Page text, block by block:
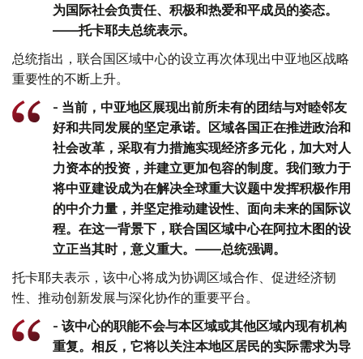
为国际社会负责任、积极和热爱和平成员的姿态。
——托卡耶夫总统表示。
总统指出，联合国区域中心的设立再次体现出中亚地区战略
重要性的不断上升。
- 当前，中亚地区展现出前所未有的团结与对睦邻友
好和共同发展的坚定承诺。区域各国正在推进政治和
社会改革，采取有力措施实现经济多元化，加大对人
力资本的投资，并建立更加包容的制度。我们致力于
将中亚建设成为在解决全球重大议题中发挥积极作用
的中介力量，并坚定推动建设性、面向未来的国际议
程。在这一背景下，联合国区域中心在阿拉木图的设
立正当其时，意义重大。——总统强调。
托卡耶夫表示，该中心将成为协调区域合作、促进经济韧
性、推动创新发展与深化协作的重要平台。
- 该中心的职能不会与本区域或其他区域内现有机构
重复。相反，它将以关注本地区居民的实际需求为导